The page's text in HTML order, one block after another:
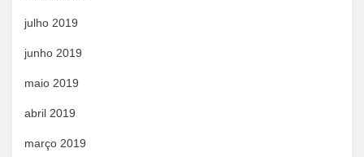
julho 2019
junho 2019
maio 2019
abril 2019
março 2019